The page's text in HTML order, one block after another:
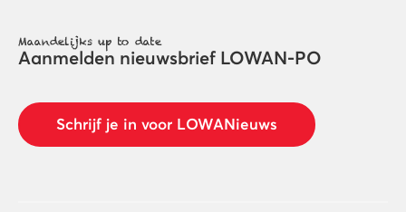
Maandelijks up to date
Aanmelden nieuwsbrief LOWAN-PO
Schrijf je in voor LOWANieuws